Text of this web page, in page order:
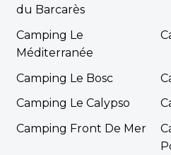
du Barcarès
Camping Le
Méditerranée
Camping Le Bosc
Camping Le Calypso
Camping Front De Mer